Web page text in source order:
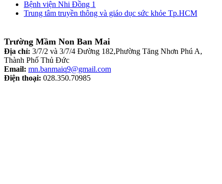
Bệnh viện Nhi Đồng 1
Trung tâm truyền thông và giáo dục sức khỏe Tp.HCM
Trường Mầm Non Ban Mai
Địa chỉ: 3/7/2 và 3/7/4 Đường 182,Phường Tăng Nhơn Phú A,
Thành Phố Thủ Đức
Email: mn.banmaiq9@gmail.com
Điện thoại: 028.350.70985